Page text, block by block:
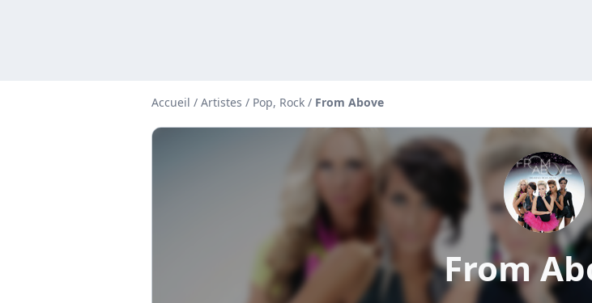
Accueil / Artistes / Pop, Rock / From Above
From